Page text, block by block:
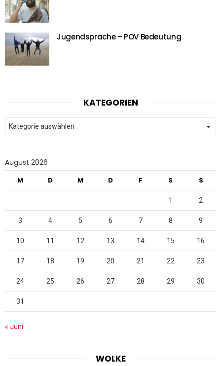
Jugendsprache – POV Bedeutung
KATEGORIEN
Kategorien
August 2026
M D M D F S S
1 2
3 4 5 6 7 8 9
10 11 12 13 14 15 16
17 18 19 20 21 22 23
24 25 26 27 28 29 30
31
« Juni
WOLKE